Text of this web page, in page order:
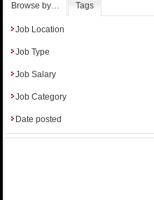
Browse by… Tags
Job Location
Job Type
Job Salary
Job Category
Date posted